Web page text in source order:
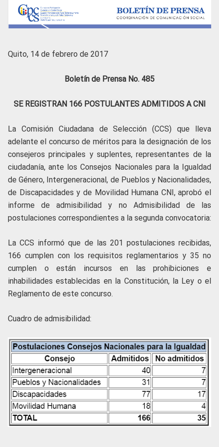
Quito, 14 de febrero de 2017
Boletín de Prensa No. 485
SE REGISTRAN 166 POSTULANTES ADMITIDOS A CNI
La Comisión Ciudadana de Selección (CCS) que lleva
adelante el concurso de méritos para la designación de los
consejeros principales y suplentes, representantes de la
ciudadanía, ante los Consejos Nacionales para la Igualdad
de Género, Intergeneracional, de Pueblos y Nacionalidades,
de Discapacidades y de Movilidad Humana CNI, aprobó el
informe de admisibilidad y no Admisibilidad de las
postulaciones correspondientes a la segunda convocatoria:
La CCS informó que de las 201 postulaciones recibidas,
166 cumplen con los requisitos reglamentarios y 35 no
cumplen o están incursos en las prohibiciones e
inhabilidades establecidas en la Constitución, la Ley o el
Reglamento de este concurso.
Cuadro de admisibilidad: